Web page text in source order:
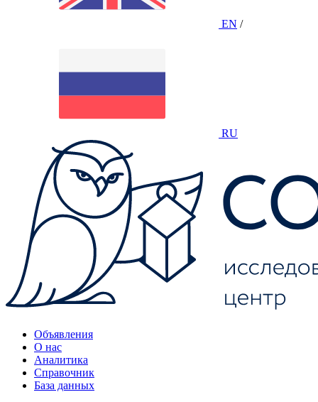
EN /
RU
Объявления
О нас
Аналитика
Справочник
База данных